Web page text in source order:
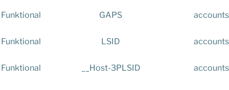
Funktional GAPS
Funktional LSID
Funktional __Host-3PLSID